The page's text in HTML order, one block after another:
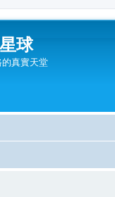
球
的真實天堂